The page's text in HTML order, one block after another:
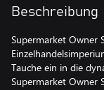
Beschreibung
Supermarket Owner
Tauche ein in die
Supermarket Owner